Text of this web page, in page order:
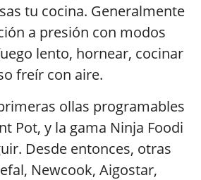
tu cocina. Generalmente
a presión con modos
lento, hornear, cocinar
freír con aire.
ollas programables
Pot, y la gama Ninja Foodi
Desde entonces, otras
Newcook, Aigostar,